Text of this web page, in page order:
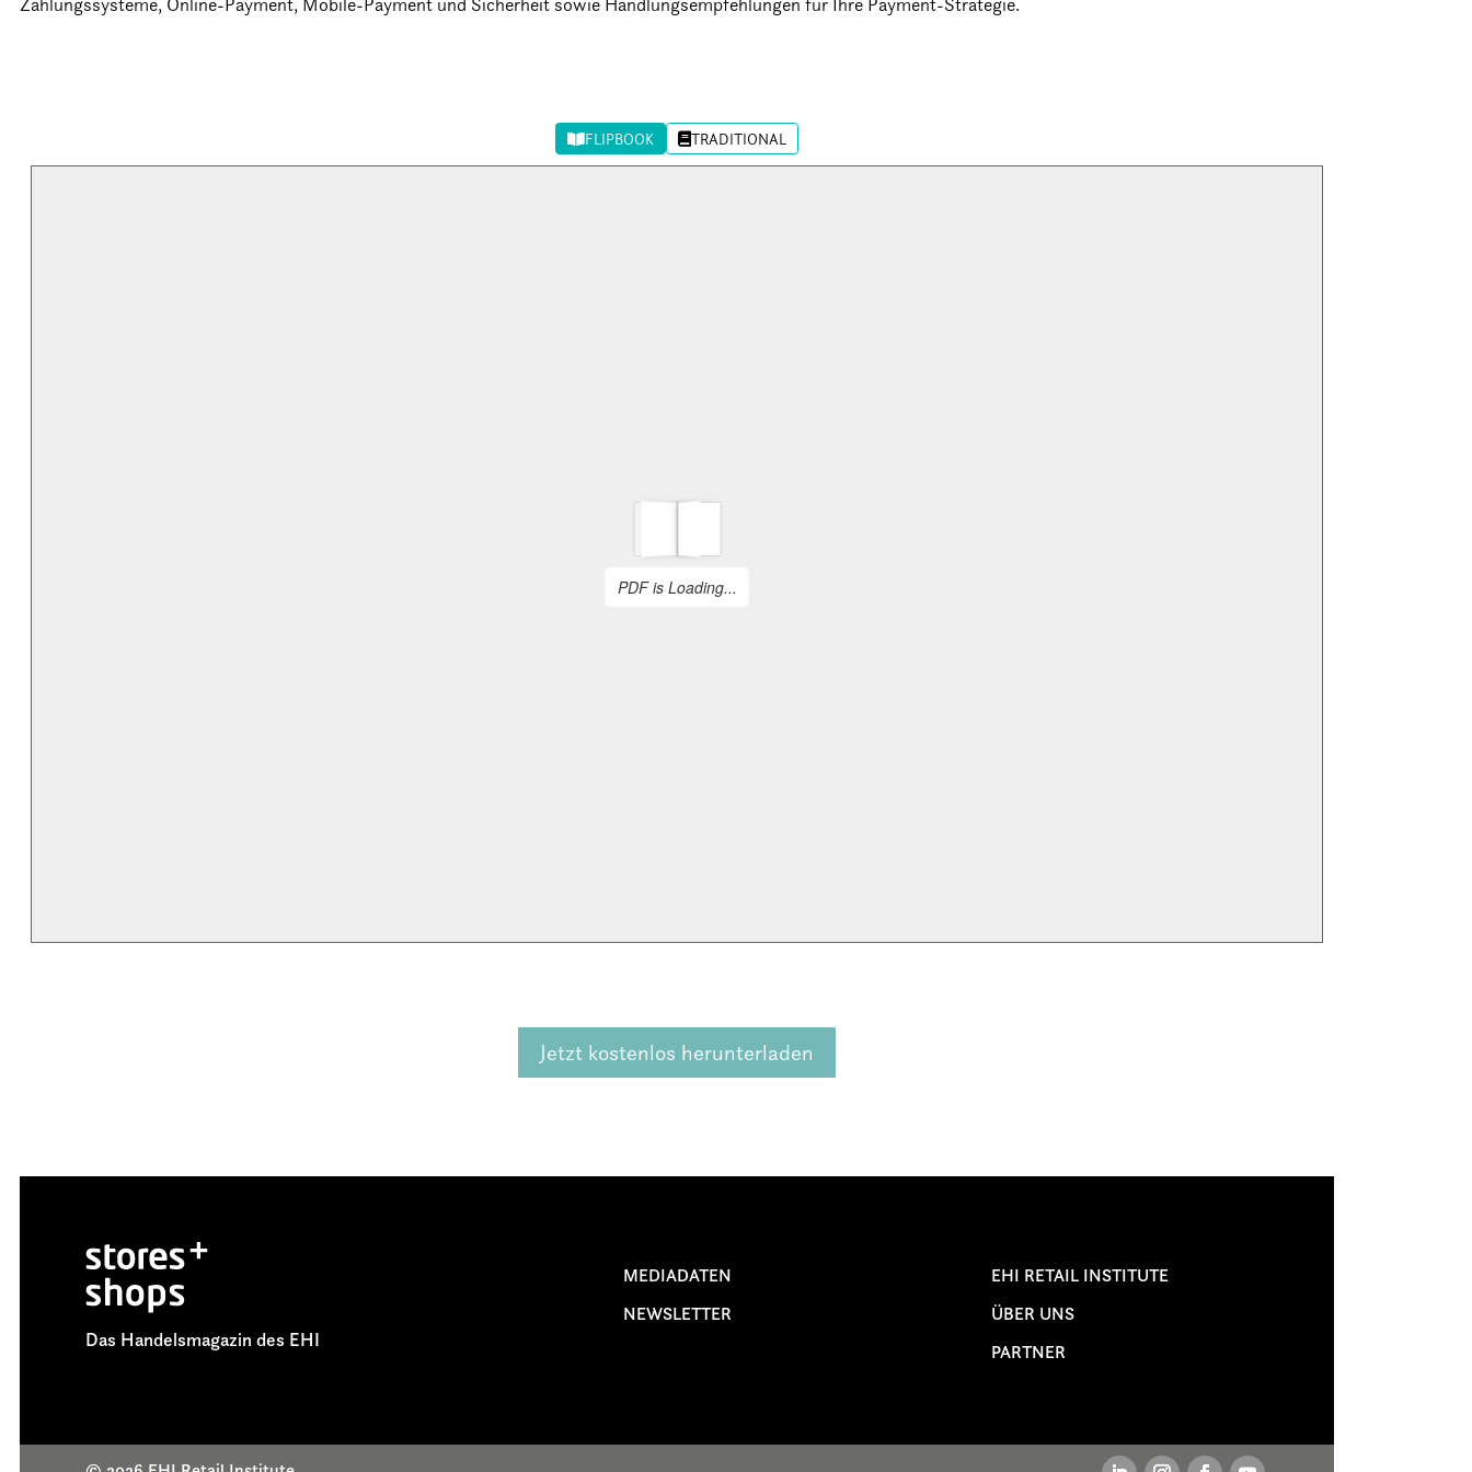
Zahlungssysteme, Online-Payment, Mobile-Payment und Sicherheit sowie Handlungsempfehlungen für Ihre Payment-Strategie.
FLIPBOOK TRADITIONAL
Jetzt kostenlos herunterladen
Das Handelsmagazin des EHI
MEDIADATEN
NEWSLETTER
EHI RETAIL INSTITUTE
ÜBER UNS
PARTNER